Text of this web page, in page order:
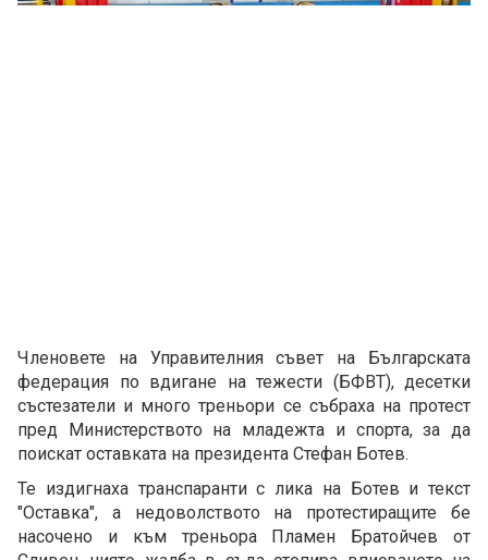
Членовете на Управителния съвет на Българската
федерация по вдигане на тежести (БФВТ), десетки
състезатели и много треньори се събраха на протест
пред Министерството на младежта и спорта, за да
поискат оставката на президента Стефан Ботев.
Те издигнаха транспаранти с лика на Ботев и текст
"Оставка", а недоволството на протестиращите бе
насочено и към треньора Пламен Братойчев от